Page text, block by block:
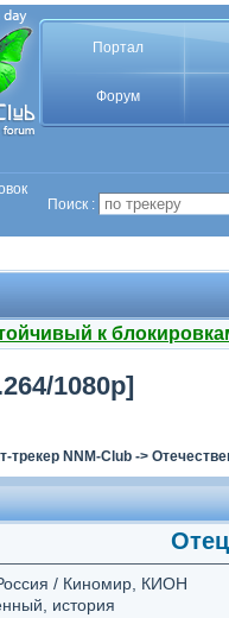
Портал
Форум
Поиск :
к
1080p]
трекер NNM-Club ->
/ Киномир, КИОН
история